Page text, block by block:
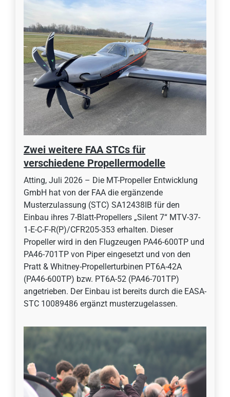
Zwei weitere FAA STCs für
verschiedene Propellermodelle
Atting, Juli 2026 – Die MT-Propeller Entwicklung
GmbH hat von der FAA die ergänzende
Musterzulassung (STC) SA12438IB für den
Einbau ihres 7-Blatt-Propellers „Silent 7“ MTV-37-
1-E-C-F-R(P)/CFR205-353 erhalten. Dieser
Propeller wird in den Flugzeugen PA46-600TP und
PA46-701TP von Piper eingesetzt und von den
Pratt & Whitney-Propellerturbinen PT6A-42A
(PA46-600TP) bzw. PT6A-52 (PA46-701TP)
angetrieben. Der Einbau ist bereits durch die EASA-
STC 10089486 ergänzt musterzugelassen.